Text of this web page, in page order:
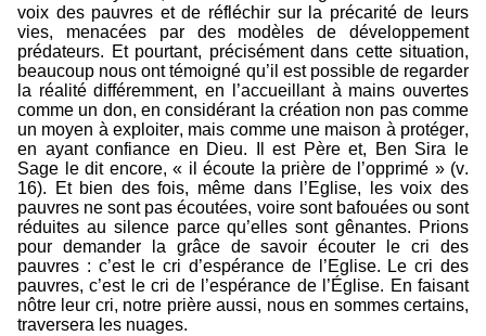
voix des pauvres et de réfléchir sur la précarité de leurs
vies, menacées par des modèles de développement
prédateurs. Et pourtant, précisément dans cette situation,
beaucoup nous ont témoigné qu’il est possible de regarder
la réalité différemment, en l’accueillant à mains ouvertes
comme un don, en considérant la création non pas comme
un moyen à exploiter, mais comme une maison à protéger,
en ayant confiance en Dieu. Il est Père et, Ben Sira le
Sage le dit encore, « il écoute la prière de l’opprimé » (v.
16). Et bien des fois, même dans l’Eglise, les voix des
pauvres ne sont pas écoutées, voire sont bafouées ou sont
réduites au silence parce qu’elles sont gênantes. Prions
pour demander la grâce de savoir écouter le cri des
pauvres : c’est le cri d’espérance de l’Eglise. Le cri des
pauvres, c’est le cri de l’espérance de l’Église. En faisant
nôtre leur cri, notre prière aussi, nous en sommes certains,
traversera les nuages.